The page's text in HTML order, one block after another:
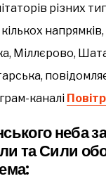
різних
Міллєрово,
каналі
неба
та Сили